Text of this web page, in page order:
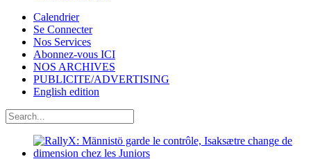
Calendrier
Se Connecter
Nos Services
Abonnez-vous ICI
NOS ARCHIVES
PUBLICITE/ADVERTISING
English edition